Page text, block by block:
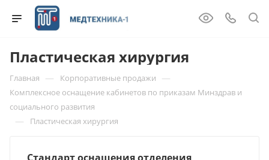
Пластическая хирургия
Главная — Корпоративные продажи —
Комплексное оснащение кабинетов по приказам Минздрав и
социального развития
— Пластическая хирургия